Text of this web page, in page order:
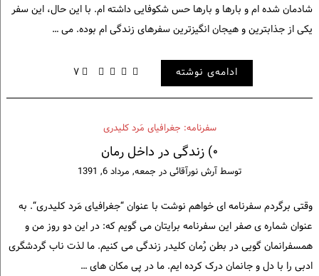
شادمان شده ام و بارها و بارها حس شکوفایی داشته ام. با این حال، این سفر
یکی از جذابترین و هیجان انگیزترین سفرهای زندگی ام بوده. می …
ادامه‌ی نوشته ۷
سفرنامه: جغرافیای مَرد کلیدری
۰) زندگی در داخل رمان
توسطآرش نورآقائیدر جمعه, مرداد 6, 1391
وقتی برگردم سفرنامه ای خواهم نوشت با عنوان “جغرافیای مَرد کلیدری“. به
عنوان شماره ی صفر این سفرنامه برایتان می گویم که: در این دو روز من و
همسفرانمان گویی در بطن رُمان کلیدر زندگی می کنیم. ما لذت ناب گردشگری
ادبی را با دل و جانمان درک کرده ایم. ما در پی مکان های …